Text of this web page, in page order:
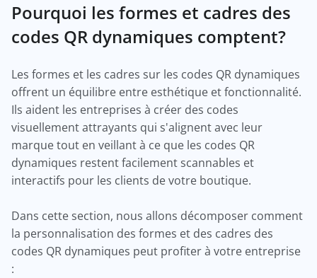
Pourquoi les formes et cadres des
codes QR dynamiques comptent?
Les formes et les cadres sur les codes QR dynamiques
offrent un équilibre entre esthétique et fonctionnalité.
Ils aident les entreprises à créer des codes
visuellement attrayants qui s'alignent avec leur
marque tout en veillant à ce que les codes QR
dynamiques restent facilement scannables et
interactifs pour les clients de votre boutique.
Dans cette section, nous allons décomposer comment
la personnalisation des formes et des cadres des
codes QR dynamiques peut profiter à votre entreprise
: